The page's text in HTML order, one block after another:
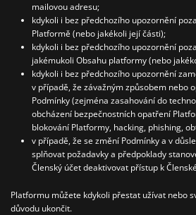
mailovou adresu;
kdykoli i bez předchozího upozornění
Platformě (nebo jakékoli její části);
kdykoli i bez předchozího upozornění
jakémukoli Obsahu platformy (nebo
kdykoli i bez předchozího upozornění
v případě, že závažným způsobem nebo
Podmínky (zejména zasahování do
obcházení bezpečnostních opatření
blokování Platformy, hacking, phishing,
v případě, že se změní Podmínky a v
splňovat požadavky a předpoklady
Členský účet deaktivovat přístup k
Platformu můžete kdykoli přestat užívat nebo
důvodu ukončit.